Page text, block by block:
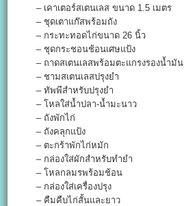
– เคาเตอร์สเตนเลส ขนาด 1.5 เมตร
– ชุดเตาแก๊สพร้อมถัง
– กระทะทอดไก่ขนาด 26 นิ้ว
– ชุดกระชอนช้อนเศษแป้ง
– ถาดสเตนเลสพร้อมตะแกรงรองน้ำมัน
– ชามสเตนเลสปรุงยำ
– ทัพพีสำหรับปรุงยำ
– โหลใส่น้ำปลา-น้ำมะนาว
– ถังพักไก่
– ถังคลุกแป้ง
– ตะกร้าพักไก่หมัก
– กล่องใส่ผักสำหรับทำยำ
– โหลกลมรพร้อมช้อน
– กล่องใส่เครื่องปรุง
– คืมคืบไก่สั้นและยาว